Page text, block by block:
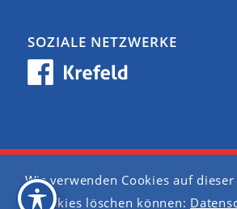
SOZIALE NETZWERKE
Barrierefreiheit
Wir verwenden Cookies auf
Cookies löschen können: